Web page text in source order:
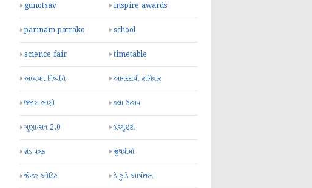
gunotsav inspire awards
parinam patrako school
science fair timetable
અધ્યયન નિષ્પત્તિ આનંદદાયી શનિવાર
ઉજાસ ભણી કલા ઉત્સવ
ગુણોત્સવ 2.0 ગ્રેચ્યુઇટી
ગ્રેડ પત્રક જૂથવીમો
જેન્ડર ઓડિટ ડે ટુ ડે આયોજન